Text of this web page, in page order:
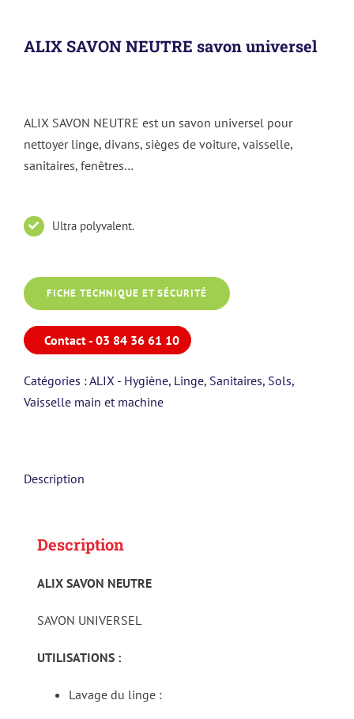
ALIX SAVON NEUTRE savon universel
ALIX SAVON NEUTRE est un savon universel pour
nettoyer linge, divans, sièges de voiture, vaisselle,
sanitaires, fenêtres…
Ultra polyvalent.
FICHE TECHNIQUE ET SÉCURITÉ
Contact - 03 84 36 61 10
Catégories :ALIX - Hygiène, Linge, Sanitaires, Sols,
Vaisselle main et machine
Description
Description
ALIX SAVON NEUTRE
SAVON UNIVERSEL
UTILISATIONS :
Lavage du linge :